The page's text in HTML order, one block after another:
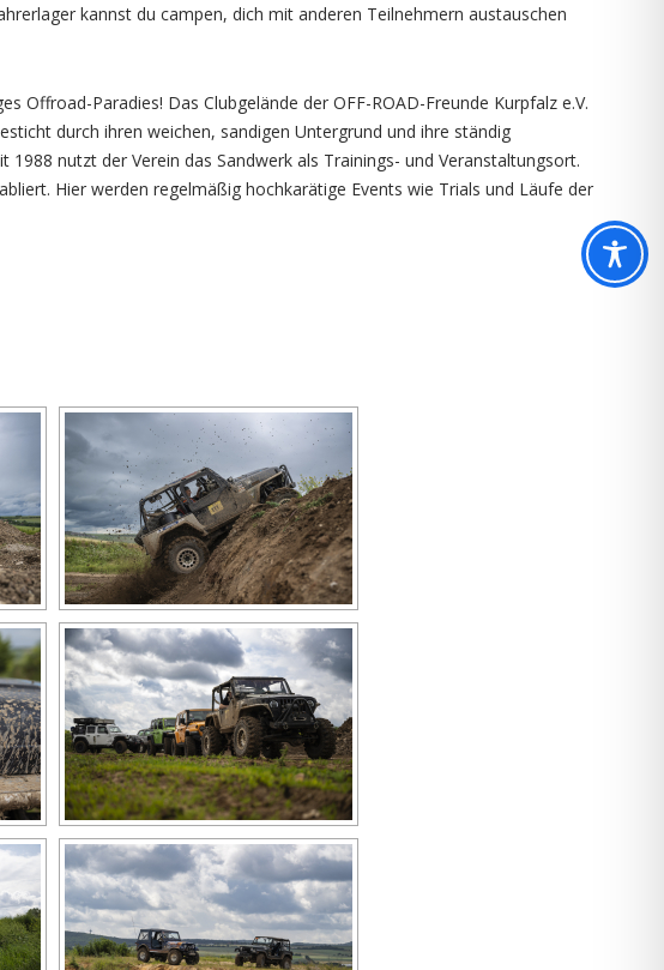
kannst du campen, dich mit anderen Teilnehmern austauschen
Offroad-Paradies! Das Clubgelände der OFF-ROAD-Freunde Kurpfalz e.V.
durch ihren weichen, sandigen Untergrund und ihre ständig
nutzt der Verein das Sandwerk als Trainings- und Veranstaltungsort.
Hier werden regelmäßig hochkarätige Events wie Trials und Läufe der